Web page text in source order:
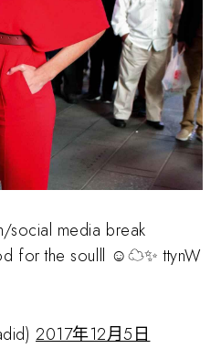
social media break
for the soulll ☺️☁️✨ ttynW
2017年12月5日